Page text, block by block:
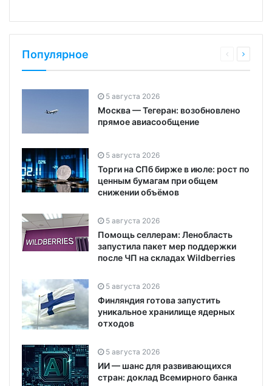
Популярное
5 августа 2026
Москва — Тегеран: возобновлено
прямое авиасообщение
5 августа 2026
Торги на СПб бирже в июле: рост по
ценным бумагам при общем
снижении объёмов
5 августа 2026
Помощь селлерам: Ленобласть
запустила пакет мер поддержки
после ЧП на складах Wildberries
5 августа 2026
Финляндия готова запустить
уникальное хранилище ядерных
отходов
5 августа 2026
ИИ — шанс для развивающихся
стран: доклад Всемирного банка